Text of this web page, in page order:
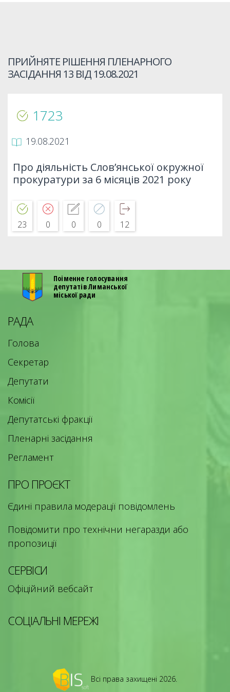
ПРИЙНЯТЕ РІШЕННЯ ПЛЕНАРНОГО
ЗАСІДАННЯ 13 ВІД19.08.2021
1723
19.08.2021
Про діяльність Слов’янської окружної
прокуратури за 6 місяців 2021 року
23 0 0 0 12
Поіменне голосування
депутатів Лиманської
міської ради
РАДА
Голова
Секретар
Депутати
Комісії
Депутатські фракції
Пленарні засідання
Регламент
ПРО ПРОЄКТ
Єдині правила модерації повідомлень
Повідомити про технічни негаразди або
пропозиції
СЕРВІСИ
Офіційний вебсайт
СОЦІАЛЬНІ МЕРЕЖІ
Всі права захищені 2026.